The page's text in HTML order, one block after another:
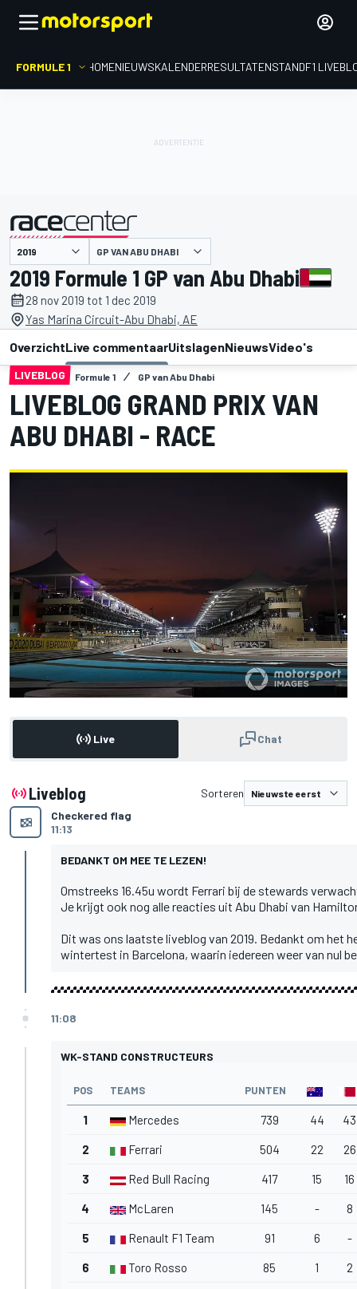
FORMULE 1 HOMENIEUWSKALENDERRESULTATENSTANDF1
GP VAN ABU DHABI
2019 Formule 1 GP van Abu Dhabi
28 nov 2019 tot 1 dec 2019
Yas Marina Circuit-Abu Dhabi, AE
OverzichtLive commentaarUitslagenNieuwsVideo's
LIVEBLOG Formule 1 GP van Abu Dhabi
LIVEBLOG GRAND PRIX VAN
ABU DHABI - RACE
Live Chat
Liveblog
Sorteren
Checkered flag
11:13
BEDANKT OM MEE TE LEZEN!
Omstreeks 16.45u wordt Ferrari bij de stewards
Je krijgt ook nog alle reacties uit Abu Dhabi van
Dit was ons laatste liveblog van 2019. Bedankt om het
wintertest in Barcelona, waarin iedereen weer van nul
11:08
WK-STAND CONSTRUCTEURS
POS TEAMS PUNTEN
1 Mercedes 739 44 43
2 Ferrari 504 22 26
3 Red Bull Racing 417 15 16
4 McLaren 145 - 8
5 Renault F1 Team 91 6 -
6 Toro Rosso 85 1 2